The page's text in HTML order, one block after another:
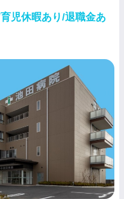
児休暇あり/退職金あ